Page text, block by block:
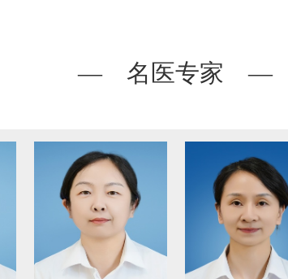
— 名医专家 —